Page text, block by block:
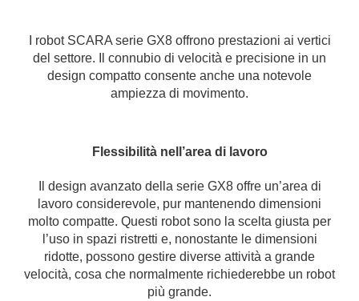
I robot SCARA serie GX8 offrono prestazioni ai vertici
del settore. Il connubio di velocità e precisione in un
design compatto consente anche una notevole
ampiezza di movimento.
Flessibilità nell’area di lavoro
Il design avanzato della serie GX8 offre un’area di
lavoro considerevole, pur mantenendo dimensioni
molto compatte. Questi robot sono la scelta giusta per
l’uso in spazi ristretti e, nonostante le dimensioni
ridotte, possono gestire diverse attività a grande
velocità, cosa che normalmente richiederebbe un robot
più grande.